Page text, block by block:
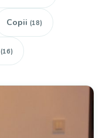
Copii (18)
(16)